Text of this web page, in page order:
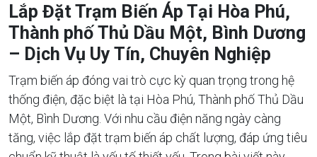
Lắp Đặt Trạm Biến Áp Tại Hòa Phú,
Thành phố Thủ Dầu Một, Bình Dương
– Dịch Vụ Uy Tín, Chuyên Nghiệp
Trạm biến áp đóng vai trò cực kỳ quan trọng trong hệ
thống điện, đặc biệt là tại Hòa Phú, Thành phố Thủ Dầu
Một, Bình Dương. Với nhu cầu điện năng ngày càng
tăng, việc lắp đặt trạm biến áp chất lượng, đáp ứng tiêu